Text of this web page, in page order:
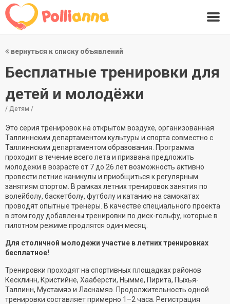
вернуться к списку объявлений
Бесплатные тренировки для
детей и молодёжи
/ Детям /
Это серия тренировок на открытом воздухе, организованная
Таллиннским департаментом культуры и спорта совместно с
Таллиннским департаментом образования. Программа
проходит в течение всего лета и призвана предложить
молодежи в возрасте от 7 до 26 лет возможность активно
провести летние каникулы и приобщиться к регулярным
занятиям спортом. В рамках летних тренировок занятия по
волейболу, баскетболу, футболу и катанию на самокатах
проводят опытные тренеры. В качестве специального проекта
в этом году добавлены тренировки по диск-гольфу, которые в
пилотном режиме продлятся один месяц.
Для столичной молодежи участие в летних тренировках
бесплатное!
Тренировки проходят на спортивных площадках районов
Кесклинн, Кристийне, Хааберсти, Нымме, Пирита, Пыхья-
Таллинн, Мустамяэ и Ласнамяэ. Продолжительность одной
тренировки составляет примерно 1–2 часа. Регистрация